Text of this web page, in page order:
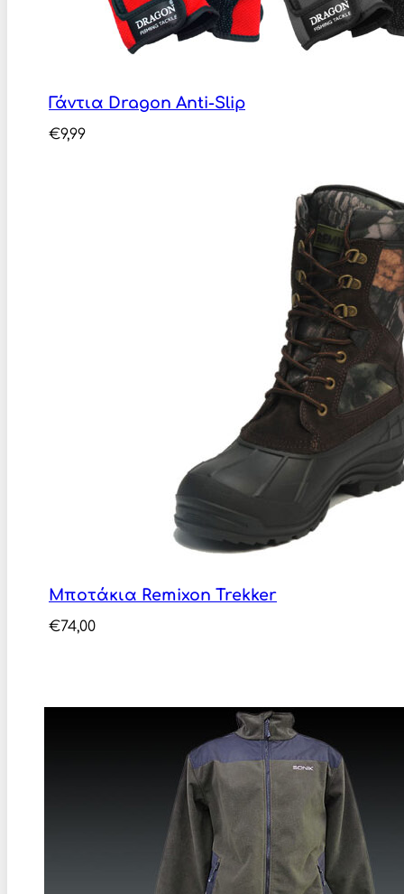
Γάντια Dragon Anti-Slip
€9,99
Μποτάκια Remixon Trekker
€74,00